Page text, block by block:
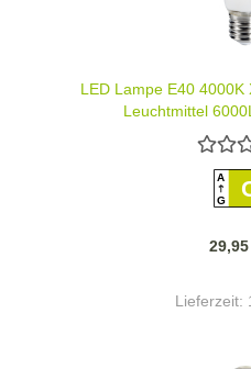
LED Lampe E40 4000K
Leuchtmittel
A
G
Lieferzeit: